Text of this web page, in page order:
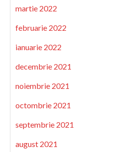
martie 2022
februarie 2022
ianuarie 2022
decembrie 2021
noiembrie 2021
octombrie 2021
septembrie 2021
august 2021